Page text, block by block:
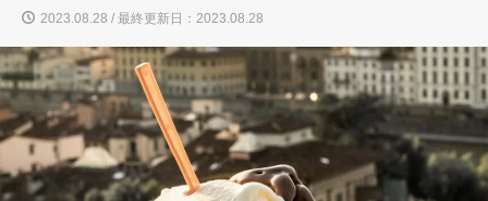
2023.08.28 / 最終更新日：2023.08.28